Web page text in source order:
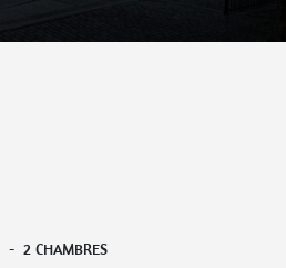
- 2 CHAMBRES